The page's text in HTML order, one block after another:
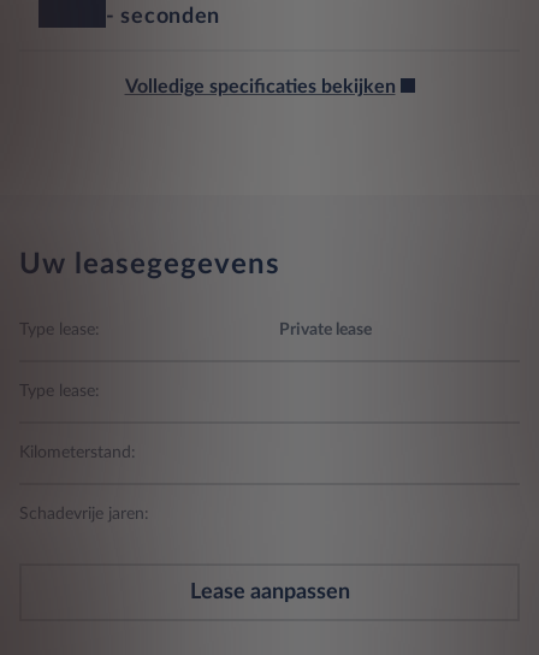
- seconden
Volledige specificaties bekijken
Uw leasegegevens
Type lease: Private lease
Type lease:
Kilometerstand:
Schadevrije jaren:
Lease aanpassen